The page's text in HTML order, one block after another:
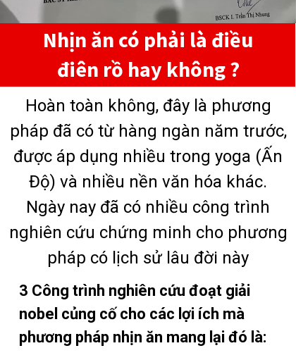
Nhịn ăn có phải là điều
điên rồ hay không ?
Hoàn toàn không, đây là phương
pháp đã có từ hàng ngàn năm trước,
được áp dụng nhiều trong yoga (Ấn
Độ) và nhiều nền văn hóa khác.
Ngày nay đã có nhiều công trình
nghiên cứu chứng minh cho phương
pháp có lịch sử lâu đời này
3 Công trình nghiên cứu đoạt giải
nobel củng cố cho các lợi ích mà
phương pháp nhịn ăn mang lại đó là: